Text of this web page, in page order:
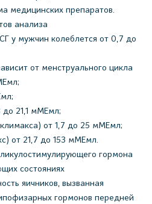
медицинских препаратов.
анализа
у мужчин колеблется от 0,7 до
от менструального цикла
до 21,1 мМЕмл;
от 1,7 до 25 мМЕмл;
от 21,7 до 153 мМЕмл.
гормона
состояниях
яичников, вызванная
гормонов передней